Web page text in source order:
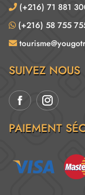
(+216) 71 881
(+216) 58 755
SUIVEZ NOUS
PAIEMENT